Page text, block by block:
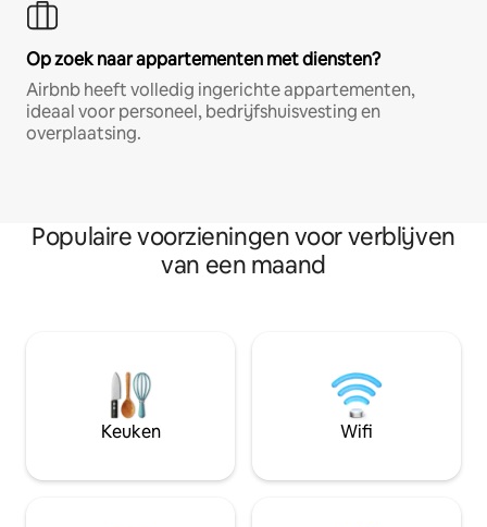
Op zoek naar appartementen met diensten?
Airbnb heeft volledig ingerichte appartementen,
ideaal voor personeel, bedrijfshuisvesting en
overplaatsing.
Populaire voorzieningen voor verblijven
van een maand
Keuken Wifi